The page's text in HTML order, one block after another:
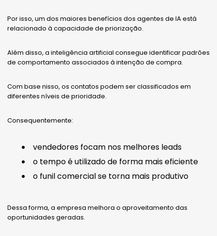
Por isso, um dos maiores benefícios dos agentes de IA está
relacionado à capacidade de priorização.
Além disso, a inteligência artificial consegue identificar padrões
de comportamento associados à intenção de compra.
Com base nisso, os contatos podem ser classificados em
diferentes níveis de prioridade.
Consequentemente:
vendedores focam nos melhores leads
o tempo é utilizado de forma mais eficiente
o funil comercial se torna mais produtivo
Dessa forma, a empresa melhora o aproveitamento das
oportunidades geradas.